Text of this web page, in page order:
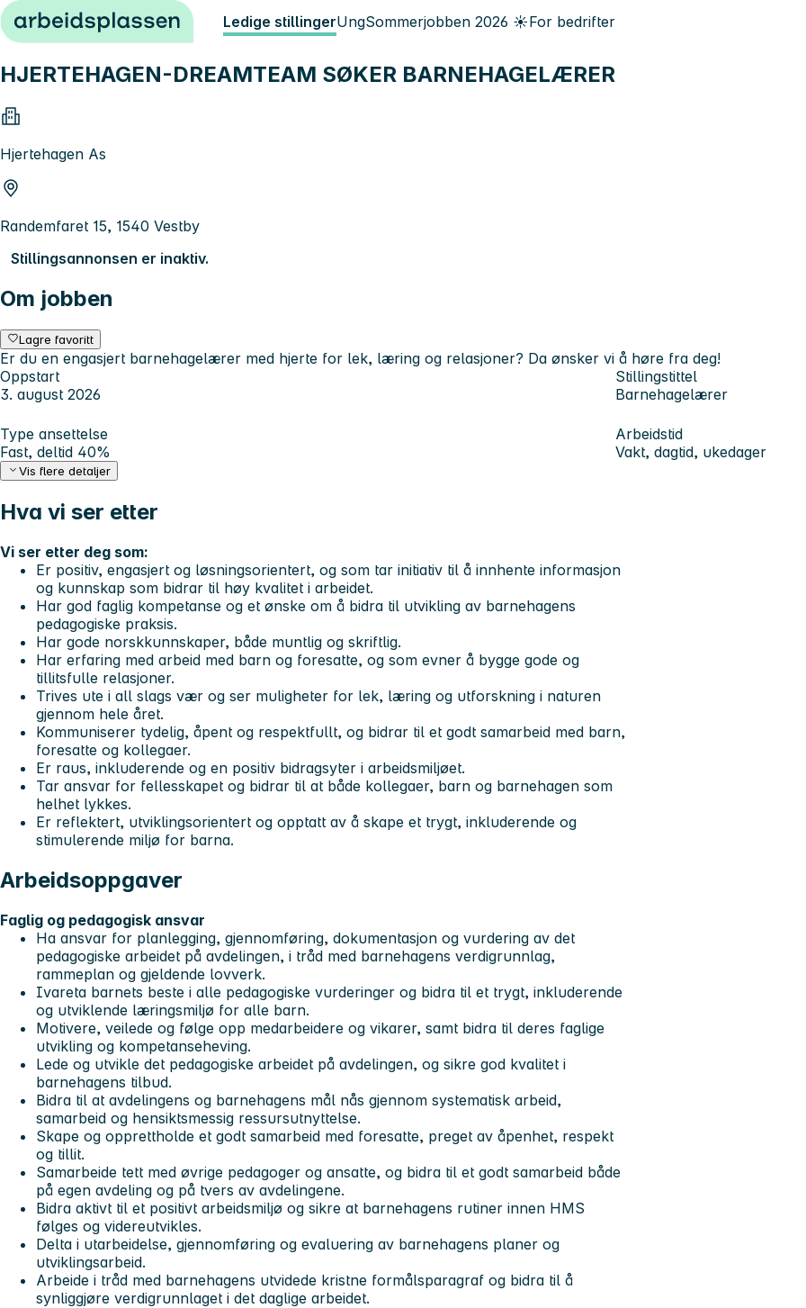
Hopp til innhold Ledige stillingerUngSommerjobben 2026 ☀️For bedrifter
HJERTEHAGEN-DREAMTEAM SØKER BARNEHAGELÆRER
Hjertehagen As
Randemfaret 15, 1540 Vestby
Stillingsannonsen er inaktiv.
Om jobben
Lagre favoritt
Er du en engasjert barnehagelærer med hjerte for lek, læring og relasjoner? Da ønsker vi å høre fra deg!
Oppstart
3. august 2026
Stillingstittel
Barnehagelærer
Type ansettelse
Fast, deltid 40%
Arbeidstid
Vakt, dagtid, ukedager
Vis flere detaljer
Hva vi ser etter
Vi ser etter deg som:
Er positiv, engasjert og løsningsorientert, og som tar initiativ til å innhente informasjon
og kunnskap som bidrar til høy kvalitet i arbeidet.
Har god faglig kompetanse og et ønske om å bidra til utvikling av barnehagens
pedagogiske praksis.
Har gode norskkunnskaper, både muntlig og skriftlig.
Har erfaring med arbeid med barn og foresatte, og som evner å bygge gode og
tillitsfulle relasjoner.
Trives ute i all slags vær og ser muligheter for lek, læring og utforskning i naturen
gjennom hele året.
Kommuniserer tydelig, åpent og respektfullt, og bidrar til et godt samarbeid med barn,
foresatte og kollegaer.
Er raus, inkluderende og en positiv bidragsyter i arbeidsmiljøet.
Tar ansvar for fellesskapet og bidrar til at både kollegaer, barn og barnehagen som
helhet lykkes.
Er reflektert, utviklingsorientert og opptatt av å skape et trygt, inkluderende og
stimulerende miljø for barna.
Arbeidsoppgaver
Faglig og pedagogisk ansvar
Ha ansvar for planlegging, gjennomføring, dokumentasjon og vurdering av det
pedagogiske arbeidet på avdelingen, i tråd med barnehagens verdigrunnlag,
rammeplan og gjeldende lovverk.
Ivareta barnets beste i alle pedagogiske vurderinger og bidra til et trygt, inkluderende
og utviklende læringsmiljø for alle barn.
Motivere, veilede og følge opp medarbeidere og vikarer, samt bidra til deres faglige
utvikling og kompetanseheving.
Lede og utvikle det pedagogiske arbeidet på avdelingen, og sikre god kvalitet i
barnehagens tilbud.
Bidra til at avdelingens og barnehagens mål nås gjennom systematisk arbeid,
samarbeid og hensiktsmessig ressursutnyttelse.
Skape og opprettholde et godt samarbeid med foresatte, preget av åpenhet, respekt
og tillit.
Samarbeide tett med øvrige pedagoger og ansatte, og bidra til et godt samarbeid både
på egen avdeling og på tvers av avdelingene.
Bidra aktivt til et positivt arbeidsmiljø og sikre at barnehagens rutiner innen HMS
følges og videreutvikles.
Delta i utarbeidelse, gjennomføring og evaluering av barnehagens planer og
utviklingsarbeid.
Arbeide i tråd med barnehagens utvidede kristne formålsparagraf og bidra til å
synliggjøre verdigrunnlaget i det daglige arbeidet.